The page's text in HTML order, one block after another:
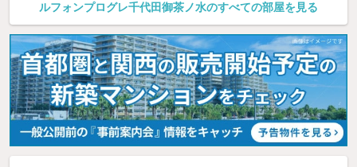
ルフォンプログレ千代田御茶ノ水のすべての部屋を見る